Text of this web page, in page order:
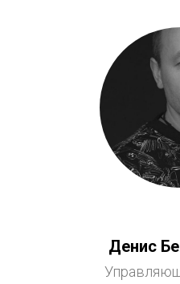
Денис